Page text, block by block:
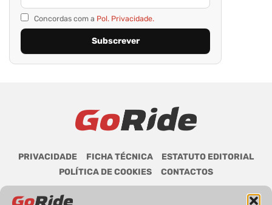
Concordas com a Pol. Privacidade.
PRIVACIDADE FICHA TÉCNICA
ESTATUTO EDITORIAL
POLÍTICA DE COOKIES
CONTACTOS